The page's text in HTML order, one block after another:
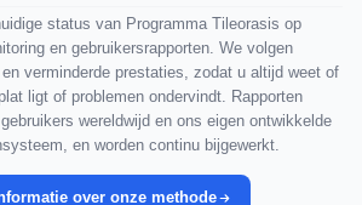
status van Programma Tileorasis op
en gebruikersrapporten. We volgen
verminderde prestaties, zodat u altijd weet of
ligt of problemen ondervindt. Rapporten
wereldwijd en ons eigen ontwikkelde
en worden continu bijgewerkt.
over onze methode